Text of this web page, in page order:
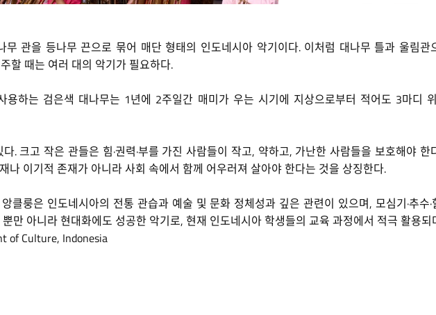
관을 등나무 끈으로 묶어 매단 형태의 인도네시아 악기이다. 이처럼 대나무 틀과 울림관
할 때는 여러 대의 악기가 필요하다.
용하는 검은색 대나무는 1년에 2주일간 매미가 우는 시기에 지상으로부터 적어도 3마디
. 크고 작은 관들은 힘·권력·부를 가진 사람들이 작고, 약하고, 가난한 사람들을 보호해야 한
나 이기적 존재가 아니라 사회 속에서 함께 어우러져 살아야 한다는 것을 상징한다.
클룽은 인도네시아의 전통 관습과 예술 및 문화 정체성과 깊은 관련이 있으며, 모심기·추수
만 아니라 현대화에도 성공한 악기로, 현재 인도네시아 학생들의 교육 과정에서 적극 활용
of Culture, Indonesia